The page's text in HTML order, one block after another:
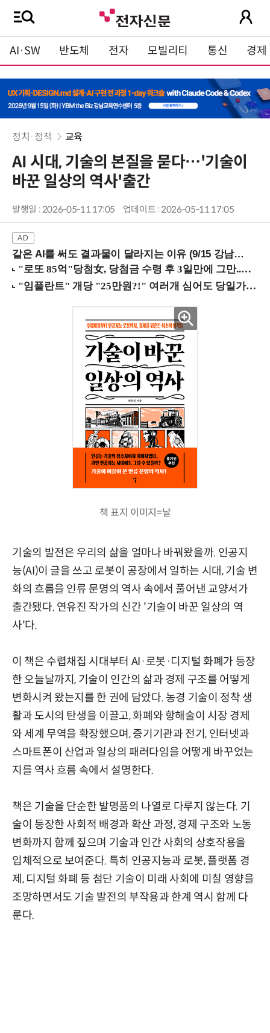
AI·SW 반도체 전자 모빌리티 통신 경제
정치·정책 교육
AI 시대, 기술의 본질을 묻다…'기술이
바꾼 일상의 역사'출간
발행일 : 2026-05-11 17:05 업데이트 : 2026-05-11 17:05
같은 AI를 써도 결과물이 달라지는 이유 (9/15 강남역)
책 표지 이미지=날
기술의 발전은 우리의 삶을 얼마나 바꿔왔을까. 인공지
능(AI)이 글을 쓰고 로봇이 공장에서 일하는 시대, 기술 변
화의 흐름을 인류 문명의 역사 속에서 풀어낸 교양서가
출간됐다. 연유진 작가의 신간 '기술이 바꾼 일상의 역
사'다.
이 책은 수렵채집 시대부터 AI·로봇·디지털 화폐가 등장
한 오늘날까지, 기술이 인간의 삶과 경제 구조를 어떻게
변화시켜 왔는지를 한 권에 담았다. 농경 기술이 정착 생
활과 도시의 탄생을 이끌고, 화폐와 항해술이 시장 경제
와 세계 무역을 확장했으며, 증기기관과 전기, 인터넷과
스마트폰이 산업과 일상의 패러다임을 어떻게 바꾸었는
지를 역사 흐름 속에서 설명한다.
책은 기술을 단순한 발명품의 나열로 다루지 않는다. 기
술이 등장한 사회적 배경과 확산 과정, 경제 구조와 노동
변화까지 함께 짚으며 기술과 인간 사회의 상호작용을
입체적으로 보여준다. 특히 인공지능과 로봇, 플랫폼 경
제, 디지털 화폐 등 첨단 기술이 미래 사회에 미칠 영향을
조망하면서도 기술 발전의 부작용과 한계 역시 함께 다
룬다.